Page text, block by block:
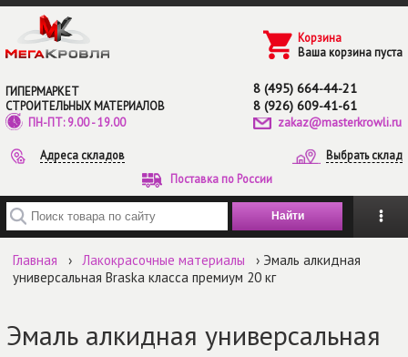
Перейти к основному содержанию
ГИПЕРМАРКЕТ
СТРОИТЕЛЬНЫХ МАТЕРИАЛОВ
ПН-ПТ: 9.00 - 19.00
8 (495) 664-44-21
8 (926) 609-41-61
zakaz@masterkrowli.ru
Адреса складов
Выбрать склад
Поставка по России
Корзина
Ваша корзина пуста
Введите ключевые слова для поиска
Главная › Лакокрасочные материалы
› Эмаль алкидная
универсальная Braska класса премиум 20 кг
Эмаль алкидная универсальная